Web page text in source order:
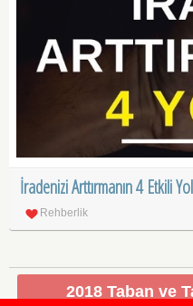
İradenizi Arttırmanın 4 Etkili
Rehberlik
2018 Taban ve